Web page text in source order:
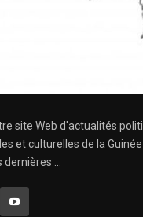
site Web d'actualités
et culturelles de la Guinée
...